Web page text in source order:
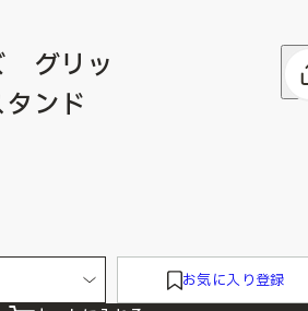
グリッ
タンド
お気に入り登録